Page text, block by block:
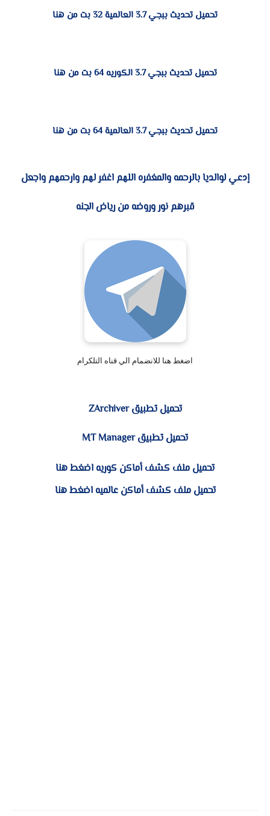
تحميل تحديث ببجي 3.7 العالمية 32 بت من هنا
تحميل تحديث ببجي 3.7 الكوريه 64 بت من هنا
تحميل تحديث ببجي 3.7 العالمية 64 بت من هنا
إدعي لوالديا بالرحمه والمغفره اللهم اغفر لهم وارحمهم واجعل
قبرهم نور وروضه من رياض الجنه
اضغط هنا للانضمام الي قناه التلكرام
تحميل تطبيق ZArchiver
تحميل تطبيق MT Manager
تحميل ملف كشف أماكن كوريه اضغط هنا
تحميل ملف كشف أماكن عالميه اضغط هنا